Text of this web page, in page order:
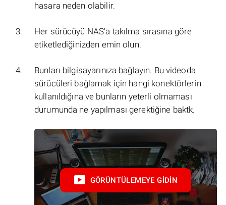
hasara neden olabilir.
Her sürücüyü NAS'a takılma sırasına göre
etiketlediğinizden emin olun.
Bunları bilgisayarınıza bağlayın. Bu videoda
sürücüleri bağlamak için hangi konektörlerin
kullanıldığına ve bunların yeterli olmaması
durumunda ne yapılması gerektiğine baktk.
GÖRÜNTÜLEMEYE GIDIN